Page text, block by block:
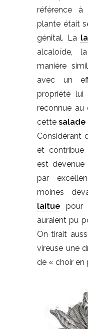
référence à
plante était
génital. La
alcaloïde,
manière
avec un
propriété lui
reconnue
cette salade
Considérant
et contribue
est devenue
par
moines
laitue pour
auraient pu
On tirait
vireuse une
de « choir en